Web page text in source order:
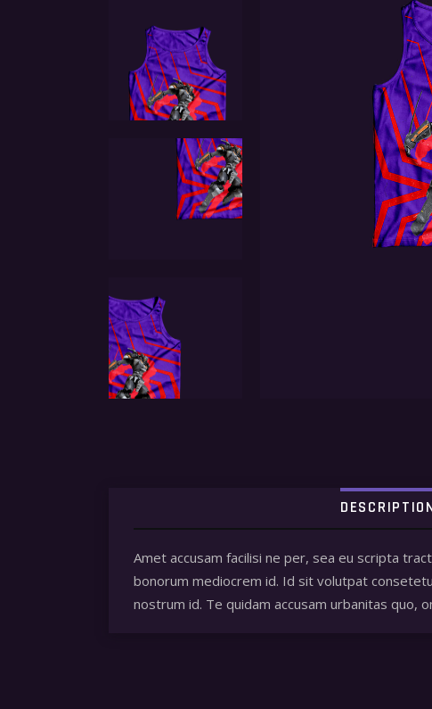
Amet accusam facilisi ne per, sea eu scripta
bonorum mediocrem id. Id sit volutpat
nostrum id. Te quidam accusam urbanitas quo,